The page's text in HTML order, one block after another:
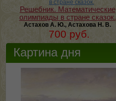
Решебник. Математические
олимпиады в стране сказок.
Астахов А. Ю., Астахова Н. В.
700 руб.
Картина дня